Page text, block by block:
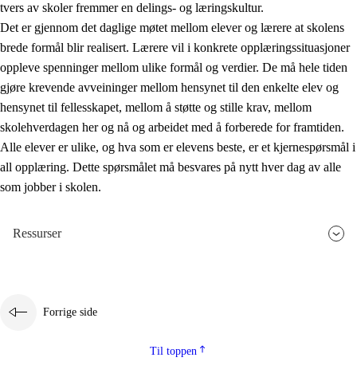
tvers av skoler fremmer en delings- og læringskultur.
Det er gjennom det daglige møtet mellom elever og lærere at skolens
brede formål blir realisert. Lærere vil i konkrete opplæringssituasjoner
oppleve spenninger mellom ulike formål og verdier. De må hele tiden
gjøre krevende avveininger mellom hensynet til den enkelte elev og
hensynet til fellesskapet, mellom å støtte og stille krav, mellom
skolehverdagen her og nå og arbeidet med å forberede for framtiden.
Alle elever er ulike, og hva som er elevens beste, er et kjernespørsmål i
all opplæring. Dette spørsmålet må besvares på nytt hver dag av alle
som jobber i skolen.
Ressurser
Forrige side
Til toppen